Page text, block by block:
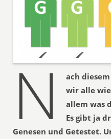
N
ach
wir alle
allem was
Es gibt ja
Genesen und Getestet.